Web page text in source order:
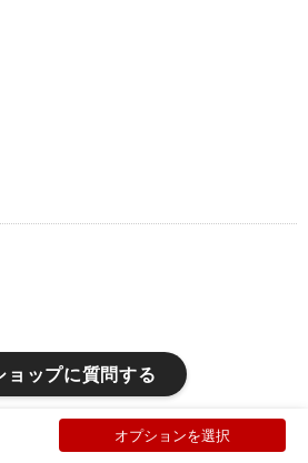
オプションを選択
ョップに質問する